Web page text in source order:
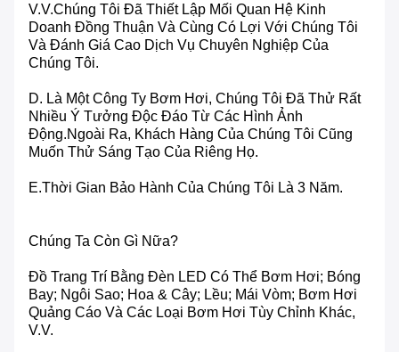
V.v.chúng Tôi Đã Thiết Lập Mối Quan Hệ Kinh
Doanh Đồng Thuận Và Cùng Có Lợi Với Chúng Tôi
Và Đánh Giá Cao Dịch Vụ Chuyên Nghiệp Của
Chúng Tôi.
D. Là Một Công Ty Bơm Hơi, Chúng Tôi Đã Thử Rất
Nhiều Ý Tưởng Độc Đáo Từ Các Hình Ảnh
Động.Ngoài Ra, Khách Hàng Của Chúng Tôi Cũng
Muốn Thử Sáng Tạo Của Riêng Họ.
E.Thời Gian Bảo Hành Của Chúng Tôi Là 3 Năm.
Chúng Ta Còn Gì Nữa?
Đồ Trang Trí Bằng Đèn LED Có Thể Bơm Hơi; Bóng
Bay; Ngôi Sao; Hoa & Cây; Lều; Mái Vòm; Bơm Hơi
Quảng Cáo Và Các Loại Bơm Hơi Tùy Chỉnh Khác,
V.v.